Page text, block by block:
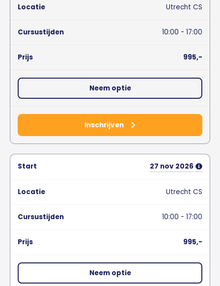
Utrecht CS
10:00 - 17:00
995,-
Neem optie
Inschrijven
27 nov 2026
Utrecht CS
10:00 - 17:00
995,-
Neem optie